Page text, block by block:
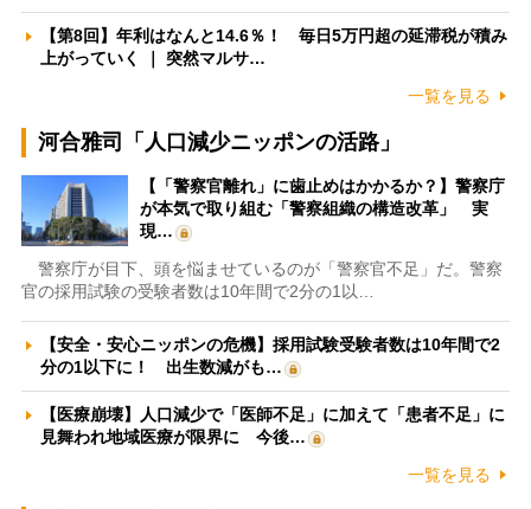
【第8回】年利はなんと14.6％！ 毎日5万円超の延滞税が積み
上がっていく ｜ 突然マルサ…
一覧を見る
河合雅司「人口減少ニッポンの活路」
【「警察官離れ」に歯止めはかかるか？】警察庁
が本気で取り組む「警察組織の構造改革」 実
現…
警察庁が目下、頭を悩ませているのが「警察官不足」だ。警察
官の採用試験の受験者数は10年間で2分の1以…
【安全・安心ニッポンの危機】採用試験受験者数は10年間で2
分の1以下に！ 出生数減がも…
【医療崩壊】人口減少で「医師不足」に加えて「患者不足」に
見舞われ地域医療が限界に 今後…
一覧を見る